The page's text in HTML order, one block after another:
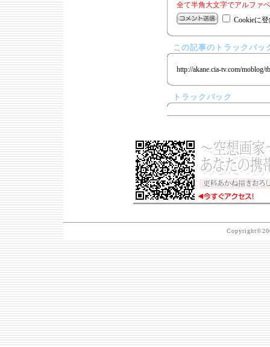
全て半角大文字でアルファ
Cookieに
この記事のトラックバッ
http://akane.cia-tv.com/moblog/
トラックバック